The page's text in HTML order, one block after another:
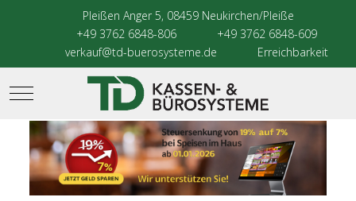
Pleißen Anger 5, 08459 Neukirchen/Pleiße
+49 3762 6848-806
+49 3762 6848-609
verkauf@td-buerosysteme.de
Erreichbarkeit
Mobile Menu Toggle